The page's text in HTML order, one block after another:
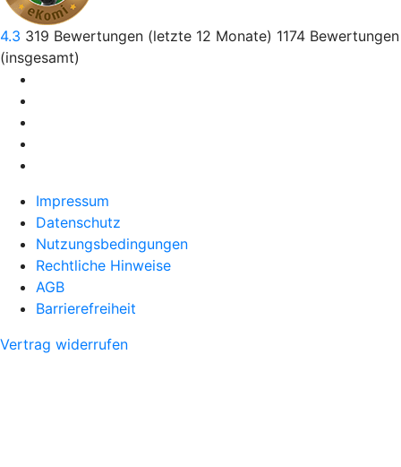
4.3 319 Bewertungen (letzte 12 Monate) 1174 Bewertungen
(insgesamt)
Impressum
Datenschutz
Nutzungsbedingungen
Rechtliche Hinweise
AGB
Barrierefreiheit
Vertrag widerrufen